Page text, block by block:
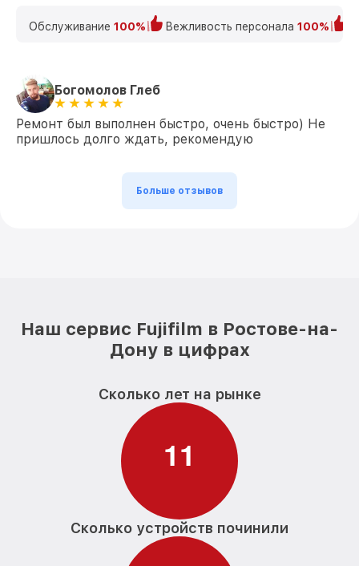
Обслуживание 100% Вежливость персонала 100%
Богомолов Глеб
Ремонт был выполнен быстро, очень быстро) Не
пришлось долго ждать, рекомендую
Больше отзывов
Наш сервис Fujifilm в Ростове-на-
Дону в цифрах
Сколько лет на рынке
11
Сколько устройств починили